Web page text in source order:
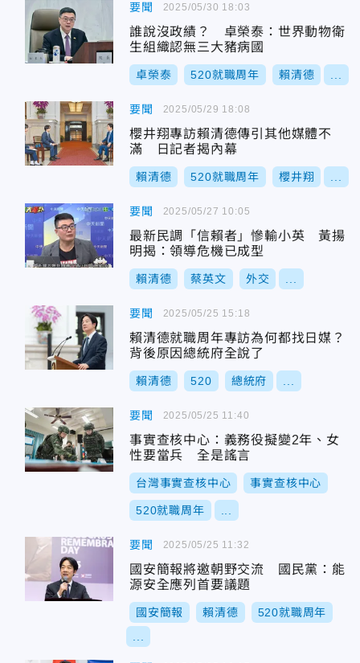
要聞
誰說沒政績？ 卓榮泰：世界動物衛
生組織認無三大豬病國
卓榮泰 520就職周年 賴清德
2025/05/30 18:03
要聞
櫻井翔專訪賴清德傳引其他媒體不
滿 日記者揭內幕
賴清德 520就職周年 櫻井翔
2025/05/29 18:08
要聞
最新民調「信賴者」慘輸小英 黃揚
明揭：領導危機已成型
賴清德 蔡英文 外交
2025/05/27 10:05
要聞
賴清德就職周年專訪為何都找日媒？
背後原因總統府全說了
賴清德 520 總統府
2025/05/25 15:18
要聞
事實查核中心：義務役擬變2年、女
性要當兵 全是謠言
台灣事實查核中心 事實查核中心
520就職周年
2025/05/25 11:40
要聞
國安簡報將邀朝野交流 國民黨：能
源安全應列首要議題
國安簡報 賴清德 520就職周年
2025/05/25 11:32